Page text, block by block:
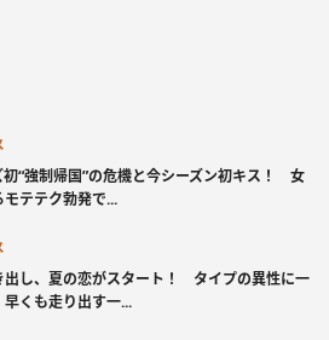
初“強制帰国”の危機と今シーズン初キス！ 女
モテテク勃発で...
出し、夏の恋がスタート！ タイプの異性に一
くも走り出す一...